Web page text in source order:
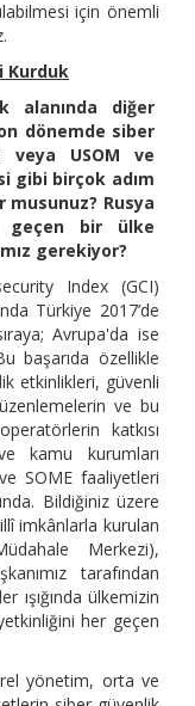
için önemli
Kurduk
alanında diğer
dönemde siber
veya USOM ve
gibi birçok adım
musunuz? Rusya
geçen bir ülke
gerekiyor?
Index (GCI)
Türkiye 2017’de
Avrupa'da ise
başarıda özellikle
etkinlikleri, güvenli
ve bu
katkısı
kamu kurumları
SOME faaliyetleri
Bildiğiniz üzere
imkânlarla kurulan
Merkezi),
tarafından
ışığında ülkemizin
her geçen
yönetim, orta ve